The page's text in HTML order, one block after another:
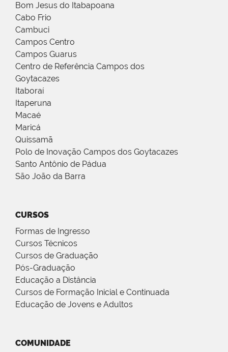
Bom Jesus do Itabapoana
Cabo Frio
Cambuci
Campos Centro
Campos Guarus
Centro de Referência Campos dos
Goytacazes
Itaboraí
Itaperuna
Macaé
Maricá
Quissamã
Polo de Inovação Campos dos Goytacazes
Santo Antônio de Pádua
São João da Barra
CURSOS
Formas de Ingresso
Cursos Técnicos
Cursos de Graduação
Pós-Graduação
Educação a Distância
Cursos de Formação Inicial e Continuada
Educação de Jovens e Adultos
COMUNIDADE